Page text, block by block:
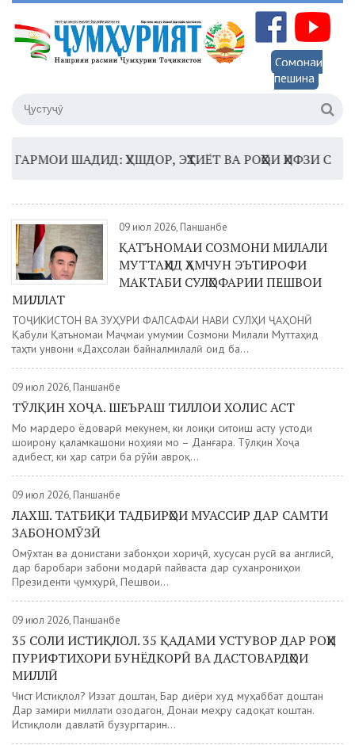
Сомонаи
пешина
ШАДИД: ҲУШДОР, ЭҲТИЁТ ВА РОҲҲОИ ҲИФЗИ
09 июл 2026, Панҷшанбе
ҚАТЪНОМАИ СОЗМОНИ МИЛАЛИ
МУТТАҲИД ҲАМЧУН ЭЪТИРОФИ
МАКТАБИ СУЛҲОФАРИИ ПЕШВОИ
МИЛЛАТ
ТОҶИКИСТОН ВА ЗУҲУРИ ФАЛСАФАИ НАВИ СУЛҲИ ҶАҲОНӢ
Қабули Қатъномаи Маҷмаи умумии Созмони Милали Муттаҳид
таҳти унвони «Даҳсолаи байналмилалӣ оид ба...
09 июл 2026, Панҷшанбе
ТӮЛҚИН ХОҶА. ШЕЪРАШ ТИЛЛОИ ХОЛИС АСТ
Мо мардеро ёдоварӣ мекунем, ки лоиқи ситоиш асту устоди
шоирону қаламкашони ноҳияи мо – Данғара. Тӯлқин Хоҷа
адибест, ки ҳар сатри ба рӯйи авроқ...
09 июл 2026, Панҷшанбе
ЛАХШ. ТАТБИҚИ ТАДБИРҲОИ МУАССИР ДАР САМТИ
ЗАБОНОМӮЗӢ
Омӯхтан ва донистани забонҳои хориҷӣ, хусусан русӣ ва англисӣ,
дар баробари забони модарӣ пайваста дар суханрониҳои
Президенти ҷумҳурӣ, Пешвои...
09 июл 2026, Панҷшанбе
35 СОЛИ ИСТИҚЛОЛ. 35 ҚАДАМИ УСТУВОР ДАР РОҲИ
ПУРИФТИХОРИ БУНЁДКОРӢ ВА ДАСТОВАРДҲОИ
МИЛЛӢ
Чист Истиқлол? Иззат доштан, Бар диёри худ муҳаббат доштан
Дар замири миллати озодагон, Донаи меҳру садоқат коштан.
Истиқлоли давлатӣ бузургтарин...